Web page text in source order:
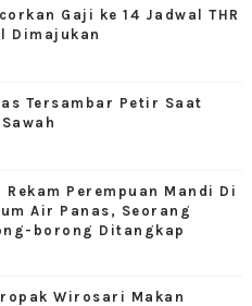
Gaji ke 14 Jadwal THR
Dimajukan
Tersambar Petir Saat
Perempuan Mandi Di
Air Panas, Seorang
borong Ditangkap
Wirosari Makan